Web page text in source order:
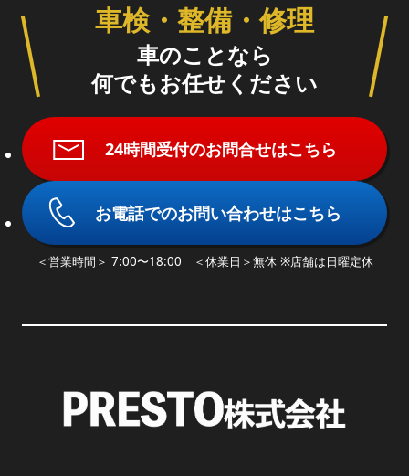
車検・整備・修理
車のことなら
何でもお任せください
24時間受付のお問合せはこちら
お電話でのお問い合わせはこちら
＜営業時間＞ 7:00〜18:00 ＜休業日＞無休 ※店舗は日曜定休